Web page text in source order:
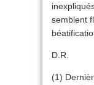
semblent
D.R.
(1)